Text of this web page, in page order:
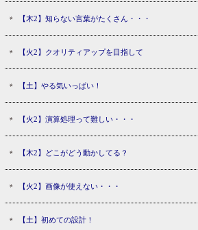
【木2】知らない言葉がたくさん・・・
【火2】クオリティアップを目指して
【土】やる気いっぱい！
【火2】演算処理って難しい・・・
【木2】どこがどう動かしてる？
【火2】画像が使えない・・・
【土】初めての設計！